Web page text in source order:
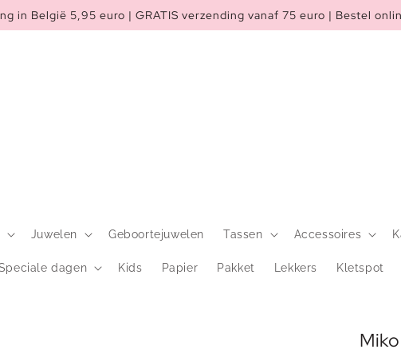
in België 5,95 euro | GRATIS verzending vanaf 75 euro | Bestel
Juwelen Geboortejuwelen Tassen Accessoires
dagen Kids Papier Pakket Lekkers Kletspot